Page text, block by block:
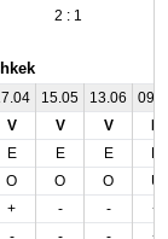
2 : 1
15.05 13.06
V V V
E E E
O O O
U
+ - -
+